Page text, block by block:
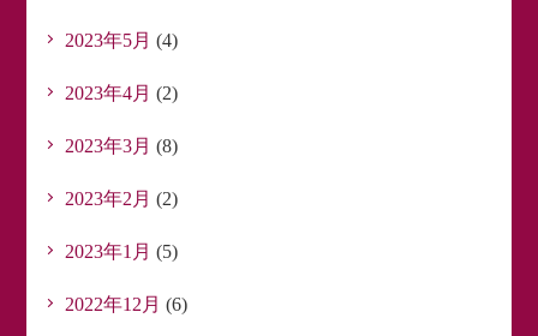
2023年5月 (4)
2023年4月 (2)
2023年3月 (8)
2023年2月 (2)
2023年1月 (5)
2022年12月 (6)